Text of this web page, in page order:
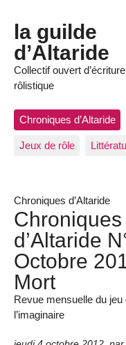
la guilde
d’Altaride
Collectif ouvert d’écriture
rôlistique
Chroniques d’Altaride
Jeux de rôle
Chroniques d’Altaride
Chroniques
d’Altaride
Octobre
Mort
Revue mensuelle du jeu
l’imaginaire